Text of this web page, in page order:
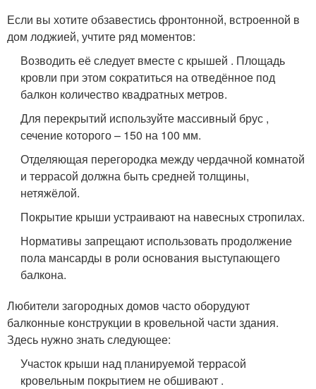
Если вы хотите обзавестись фронтонной, встроенной в
дом лоджией, учтите ряд моментов:
Возводить её следует вместе с крышей . Площадь
кровли при этом сократиться на отведённое под
балкон количество квадратных метров.
Для перекрытий используйте массивный брус ,
сечение которого – 150 на 100 мм.
Отделяющая перегородка между чердачной комнатой
и террасой должна быть средней толщины,
нетяжёлой.
Покрытие крыши устраивают на навесных стропилах.
Нормативы запрещают использовать продолжение
пола мансарды в роли основания выступающего
балкона.
Любители загородных домов часто оборудуют
балконные конструкции в кровельной части здания.
Здесь нужно знать следующее:
Участок крыши над планируемой террасой
кровельным покрытием не обшивают .